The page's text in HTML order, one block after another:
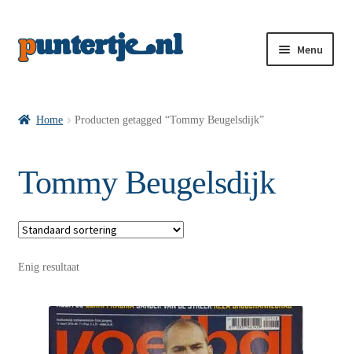
Menu
VI’s met Posters
Wie is puntertje
Home Producten getagged “Tommy Beugelsdijk”
Tommy Beugelsdijk
Enig resultaat